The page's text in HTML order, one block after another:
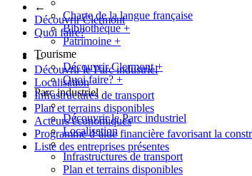
←
Découvrir Clermont
Quoi faire?
←
Découvrir le Parc industriel
Localisation
Infrastructures de transport
Plan et terrains disponibles
Acteurs économiques
Programme d’aide financière favorisant la
Liste des entreprises présentes
Charte de la langue française
Bibliothèque+
Patrimoine +
Tourisme
Découvrir Clermont+
Quoi faire? +
Parc industriel
Découvrir le Parc industriel
Localisation
Infrastructures de transport
Plan et terrains disponibles